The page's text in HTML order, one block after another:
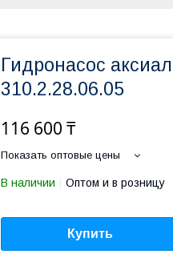
Гидронасос
310.2.28.06.05
116 600 ₸
Показать оптовые цены
В наличии Оптом и в розницу
Купить